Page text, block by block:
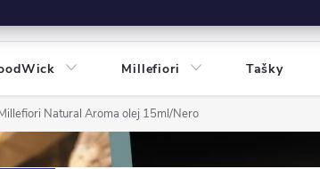
Millefiori Tašky
Natural Aroma olej 15ml/Nero